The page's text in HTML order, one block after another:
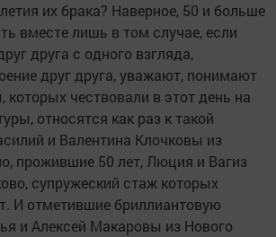
их брака? Наверное, 50 и больше
вместе лишь в том случае, если
друга с одного взгляда,
друг друга, уважают, понимают
чествовали в этот день на
относятся как раз к такой
и Валентина Клочковы из
прожившие 50 лет, Люция и Вагиз
супружеский стаж которых
И отметившие бриллиантовую
и Алексей Макаровы из Нового